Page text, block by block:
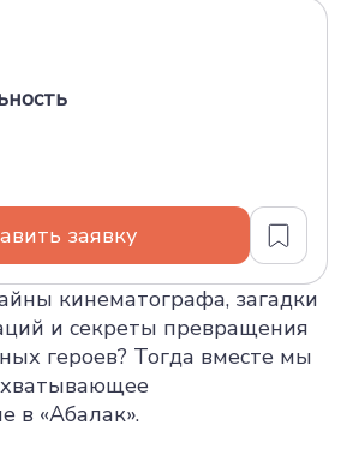
заявку
кинематографа, загадки
и секреты превращения
героев? Тогда вместе мы
в «Абалак».